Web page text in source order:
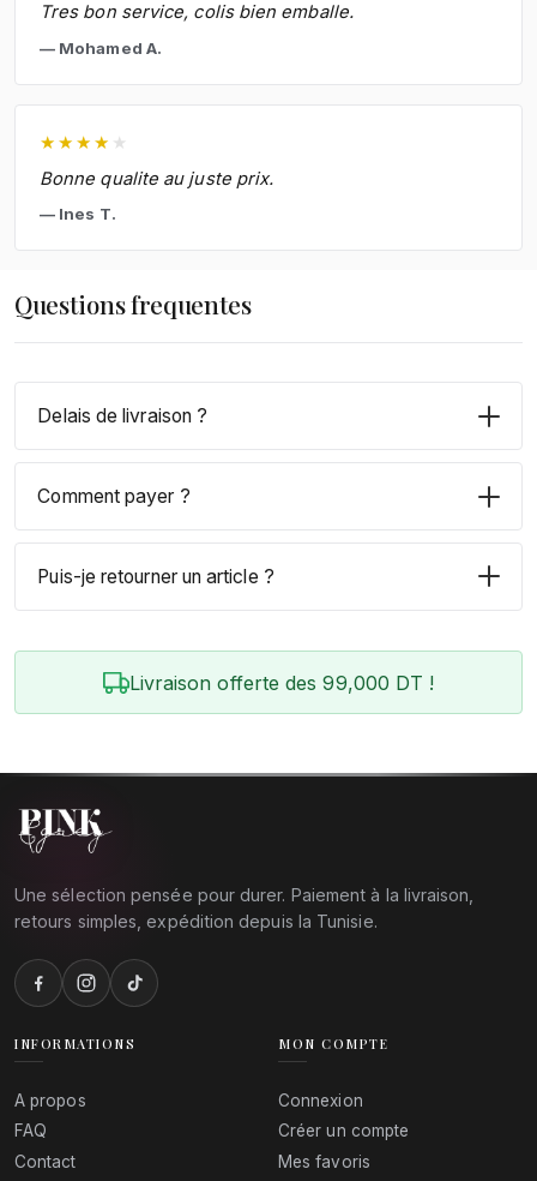
Tres bon service, colis bien emballe.
Mohamed A.
★ ★ ★ ★ ★
Bonne qualite au juste prix.
Ines T.
Questions frequentes
Delais de livraison ?
Comment payer ?
Puis-je retourner un article ?
Livraison offerte des 99,000 DT !
Une sélection pensée pour durer. Paiement à la livraison,
retours simples, expédition depuis la Tunisie.
INFORMATIONS
A propos
FAQ
Contact
MON COMPTE
Connexion
Créer un compte
Mes favoris